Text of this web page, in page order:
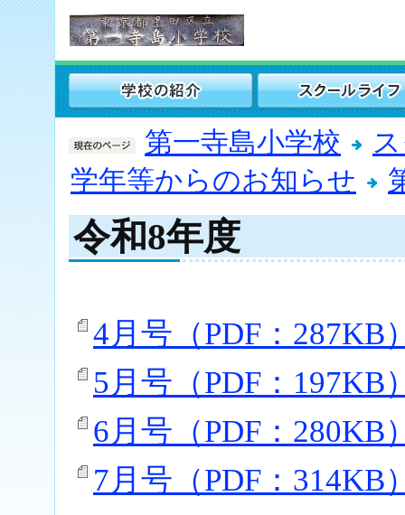
第一寺島小学校
学年等からのお知らせ
令和8年度
4月号（PDF：287KB
5月号（PDF：197KB
6月号（PDF：280KB
7月号（PDF：314KB